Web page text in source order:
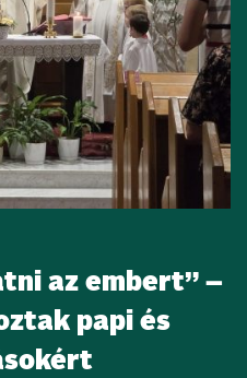
az embert” –
papi és